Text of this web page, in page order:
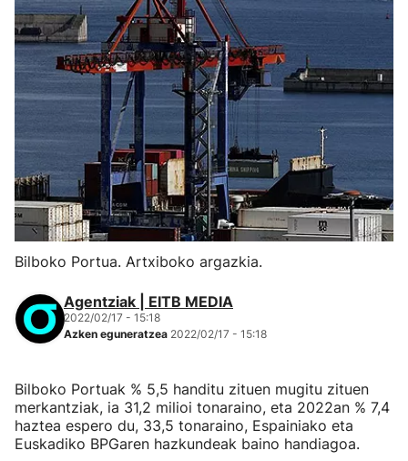
Bilboko Portua. Artxiboko argazkia.
Agentziak | EITB MEDIA
2022/02/17 - 15:18
Azken eguneratzea 2022/02/17 - 15:18
Bilboko Portuak % 5,5 handitu zituen mugitu zituen
merkantziak, ia 31,2 milioi tonaraino, eta 2022an % 7,4
haztea espero du, 33,5 tonaraino, Espainiako eta
Euskadiko BPGaren hazkundeak baino handiagoa.